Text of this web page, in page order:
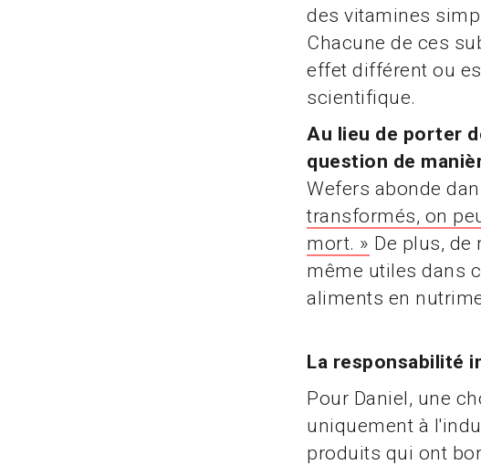
des vitamines
Chacune de ces
effet différent ou
scientifique.
Au lieu de porter
question de
Wefers abonde
transformés, on
mort. » De plus,
même utiles dans
aliments en
La responsabilité
Pour Daniel, une
uniquement à
produits qui ont